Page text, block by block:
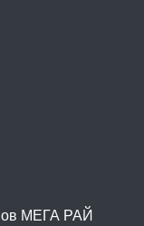
МЕГА РАЙ